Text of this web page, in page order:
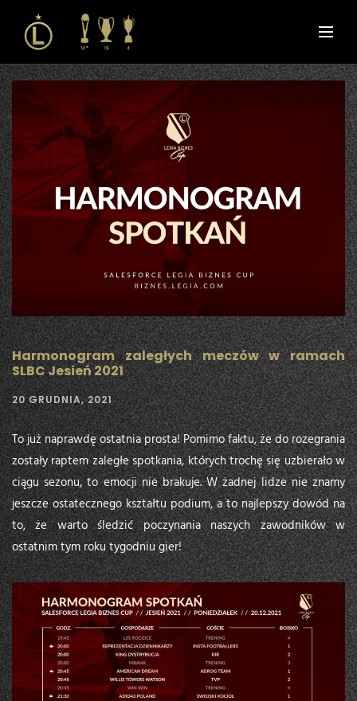
Harmonogram zaległych meczów w ramach
SLBC Jesień 2021
20 GRUDNIA, 2021
To już naprawdę ostatnia prosta! Pomimo faktu, że do rozegrania
zostały raptem zaległe spotkania, których trochę się uzbierało w
ciągu sezonu, to emocji nie brakuje. W żadnej lidze nie znamy
jeszcze ostatecznego kształtu podium, a to najlepszy dowód na
to, że warto śledzić poczynania naszych zawodników w
ostatnim tym roku tygodniu gier!